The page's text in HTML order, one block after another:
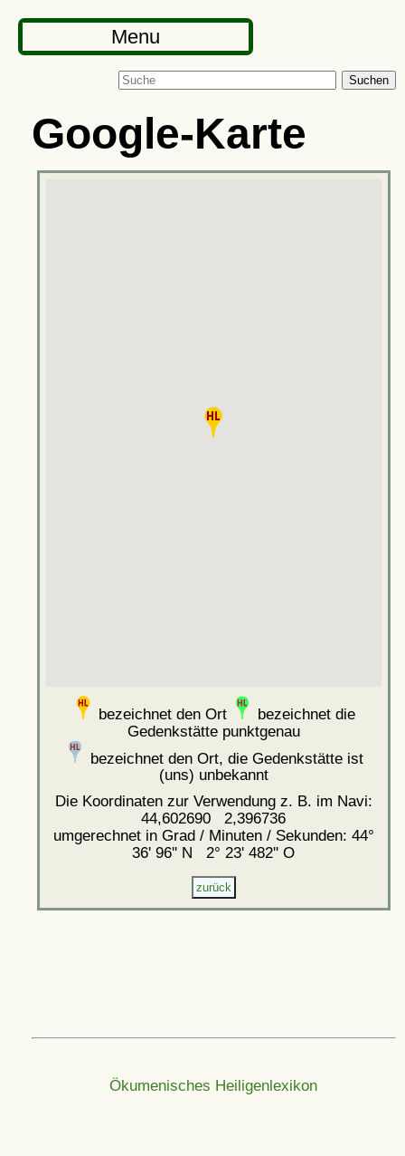
Menu
Suchen
Google-Karte
bezeichnet den Ort
bezeichnet die
Gedenkstätte punktgenau
bezeichnet den Ort, die Gedenkstätte ist
(uns) unbekannt
Die Koordinaten zur Verwendung z. B. im Navi:
44,602690 2,396736
umgerechnet in Grad / Minuten / Sekunden: 44°
36' 96'' N 2° 23' 482'' O
Ökumenisches Heiligenlexikon